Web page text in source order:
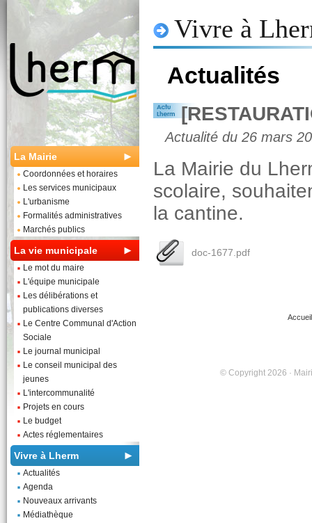
La Mairie
Coordonnées et horaires
Les services municipaux
L'urbanisme
Formalités administratives
Marchés publics
La vie municipale
Le mot du maire
L'équipe municipale
Les délibérations et
publications diverses
Le Centre Communal d'Action
Sociale
Le journal municipal
Le conseil municipal des
jeunes
L'intercommunalité
Projets en cours
Le budget
Actes réglementaires
Vivre à Lherm
Actualités
Agenda
Nouveaux arrivants
Médiathèque
Vivre à
Actualités
Actualité du 26 mars
La Mairie du
scolaire,
la cantine.
doc-1677.pdf
Accueil
© Copyright 2026 ·